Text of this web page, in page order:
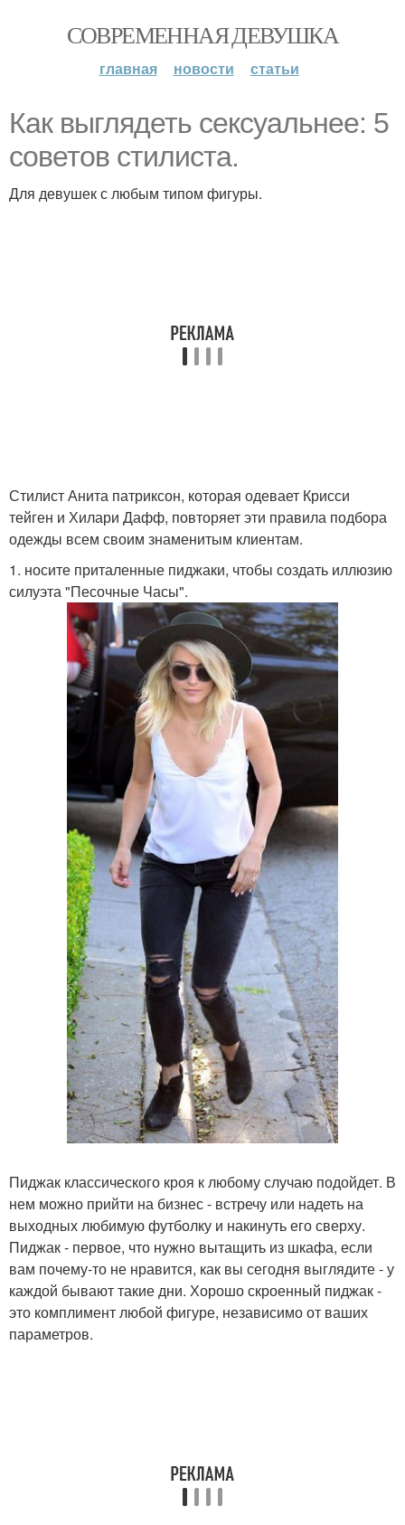
СОВРЕМЕННАЯ ДЕВУШКА
главная новости статьи
Как выглядеть сексуальнее: 5
советов стилиста.
Для девушек с любым типом фигуры.
Стилист Анита патриксон, которая одевает Крисси
тейген и Хилари Дафф, повторяет эти правила подбора
одежды всем своим знаменитым клиентам.
1. носите приталенные пиджаки, чтобы создать иллюзию
силуэта "Песочные Часы".
Пиджак классического кроя к любому случаю подойдет. В
нем можно прийти на бизнес - встречу или надеть на
выходных любимую футболку и накинуть его сверху.
Пиджак - первое, что нужно вытащить из шкафа, если
вам почему-то не нравится, как вы сегодня выглядите - у
каждой бывают такие дни. Хорошо скроенный пиджак -
это комплимент любой фигуре, независимо от ваших
параметров.